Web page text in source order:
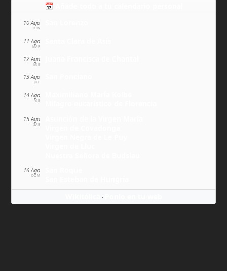
📅 Añade todo a tu calendario personal
10 Ago
LUN
11 Ago
MAR
12 Ago
MIÉ
13 Ago
JUE
14 Ago
VIE
15 Ago
SÁB
16 Ago
DOM
·